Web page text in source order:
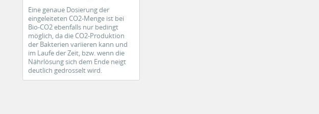
Eine genaue Dosierung der
eingeleiteten CO2-Menge ist bei
Bio-CO2 ebenfalls nur bedingt
möglich, da die CO2-Produktion
der Bakterien variieren kann und
im Laufe der Zeit, bzw. wenn die
Nährlösung sich dem Ende neigt
deutlich gedrosselt wird.